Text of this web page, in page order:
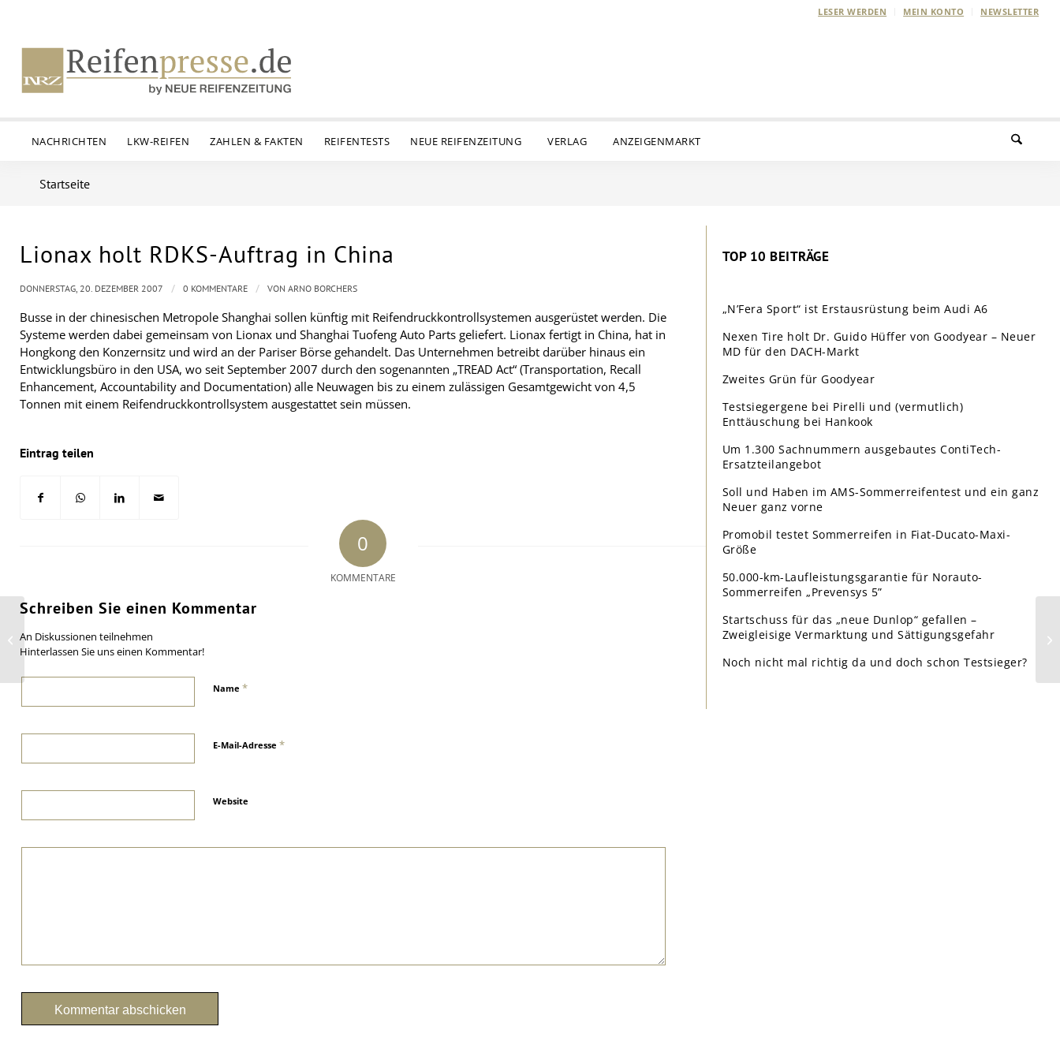
LESER WERDEN MEIN KONTO NEWSLETTER
NACHRICHTEN LKW-REIFEN ZAHLEN & FAKTEN REIFENTESTS NEUE REIFENZEITUNG VERLAG ANZEIGENMARKT
Startseite
Lionax holt RDKS-Auftrag in China
Busse in der chinesischen Metropole Shanghai sollen künftig mit Reifendruckkontrollsystemen ausgerüstet werden. Die
Systeme werden dabei gemeinsam von Lionax und Shanghai Tuofeng Auto Parts geliefert. Lionax fertigt in China, hat in
Hongkong den Konzernsitz und wird an der Pariser Börse gehandelt. Das Unternehmen betreibt darüber hinaus ein
Entwicklungsbüro in den USA, wo seit September 2007 durch den sogenannten „TREAD Act“ (Transportation, Recall
Enhancement, Accountability and Documentation) alle Neuwagen bis zu einem zulässigen Gesamtgewicht von 4,5
Tonnen mit einem Reifendruckkontrollsystem ausgestattet sein müssen.
DONNERSTAG, 20. DEZEMBER 2007 / 0 KOMMENTARE / VON ARNO BORCHERS
Eintrag teilen
0
KOMMENTARE
Schreiben Sie einen Kommentar
An Diskussionen teilnehmen
Hinterlassen Sie uns einen Kommentar!
Name *
E-Mail-Adresse *
Website
TOP 10 BEITRÄGE
„N’Fera Sport“ ist Erstausrüstung beim Audi A6
Nexen Tire holt Dr. Guido Hüffer von Goodyear – Neuer
MD für den DACH-Markt
Zweites Grün für Goodyear
Testsiegergene bei Pirelli und (vermutlich)
Enttäuschung bei Hankook
Um 1.300 Sachnummern ausgebautes ContiTech-
Ersatzteilangebot
Soll und Haben im AMS-Sommerreifentest und ein ganz
Neuer ganz vorne
Promobil testet Sommerreifen in Fiat-Ducato-Maxi-
Größe
50.000-km-Laufleistungsgarantie für Norauto-
Sommerreifen „Prevensys 5”
Startschuss für das „neue Dunlop“ gefallen –
Zweigleisige Vermarktung und Sättigungsgefahr
Noch nicht mal richtig da und doch schon Testsieger?
Rück- und Ausblicke von Titan
International